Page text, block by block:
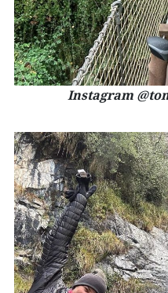
Instagram